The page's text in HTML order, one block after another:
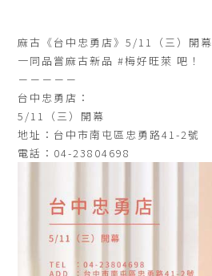
麻古《台中忠勇店》5/11（三）開幕
一同品嘗麻古新品 #梅好旺萊 吧！
－－－－－
台中忠勇店：
5/11（三）開幕
地址：台中市南屯區忠勇路41-2號
電話：04-23804698